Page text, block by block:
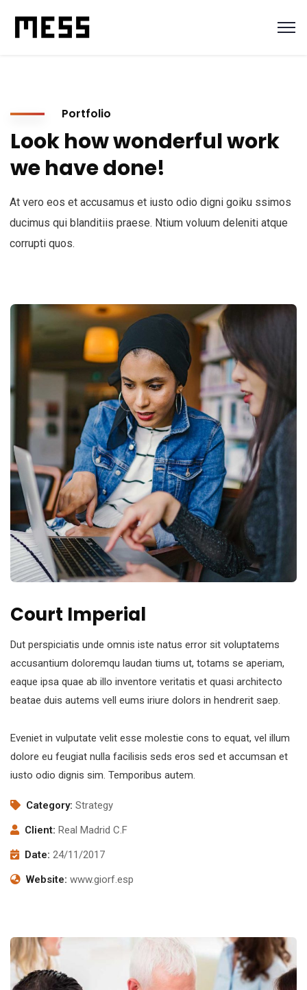
Portfolio
Look how wonderful work
we have done!
At vero eos et accusamus et iusto odio digni goiku ssimos
ducimus qui blanditiis praese. Ntium voluum deleniti atque
corrupti quos.
Court Imperial
Dut perspiciatis unde omnis iste natus error sit voluptatems
accusantium doloremqu laudan tiums ut, totams se aperiam,
eaque ipsa quae ab illo inventore veritatis et quasi architecto
beatae duis autems vell eums iriure dolors in hendrerit saep.
Eveniet in vulputate velit esse molestie cons to equat, vel illum
dolore eu feugiat nulla facilisis seds eros sed et accumsan et
iusto odio dignis sim. Temporibus autem.
Category: Strategy
Client: Real Madrid C.F
Date: 24/11/2017
Website: www.giorf.esp